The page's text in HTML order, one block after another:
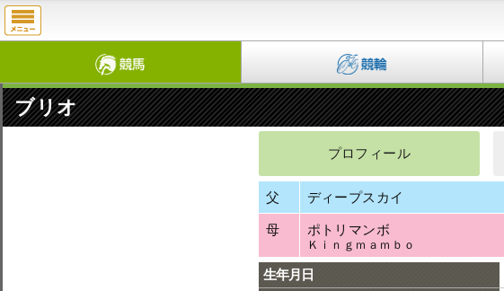
ブリオ
プロフィール
父 ディープスカイ
母 ポトリマンボ
Ｋｉｎｇｍａｍｂｏ
生年月日